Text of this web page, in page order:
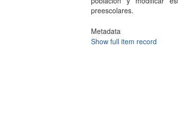
preescolares.
Metadata
Show full item record